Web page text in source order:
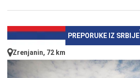
PREPORUKE IZ SRBIJE
Zrenjanin, 72 km